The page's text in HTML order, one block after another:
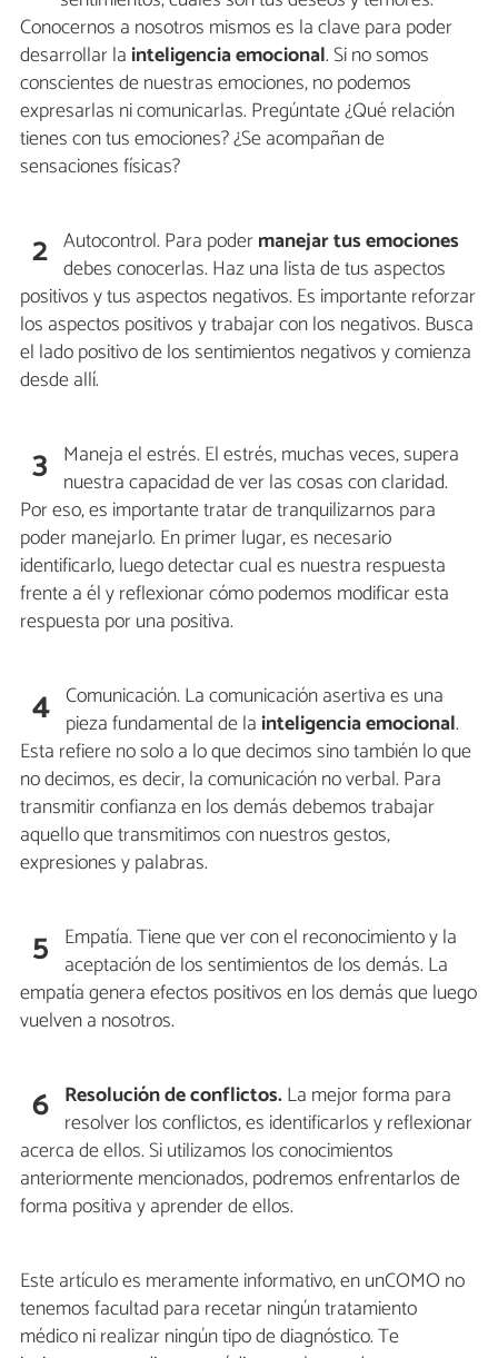
Conocernos a nosotros mismos es la clave para poder
desarrollar la inteligencia emocional. Si no somos
conscientes de nuestras emociones, no podemos
expresarlas ni comunicarlas. Pregúntate ¿Qué relación
tienes con tus emociones? ¿Se acompañan de
sensaciones físicas?
2 Autocontrol. Para podermanejar tus emociones
debes conocerlas. Haz una lista de tus aspectos
positivos y tus aspectos negativos. Es importante reforzar
los aspectos positivos y trabajar con los negativos. Busca
el lado positivo de los sentimientos negativos y comienza
desde allí.
3 Maneja el estrés. El estrés, muchas veces, supera
nuestra capacidad de ver las cosas con claridad.
Por eso, es importante tratar de tranquilizarnos para
poder manejarlo. En primer lugar, es necesario
identificarlo, luego detectar cual es nuestra respuesta
frente a él y reflexionar cómo podemos modificar esta
respuesta por una positiva.
4 Comunicación. La comunicación asertiva es una
pieza fundamental de la inteligencia emocional.
Esta refiere no solo a lo que decimos sino también lo que
no decimos, es decir, la comunicación no verbal. Para
transmitir confianza en los demás debemos trabajar
aquello que transmitimos con nuestros gestos,
expresiones y palabras.
5 Empatía. Tiene que ver con el reconocimiento y la
aceptación de los sentimientos de los demás. La
empatía genera efectos positivos en los demás que luego
vuelven a nosotros.
6 Resolución de conflictos.La mejor forma para
resolver los conflictos, es identificarlos y reflexionar
acerca de ellos. Si utilizamos los conocimientos
anteriormente mencionados, podremos enfrentarlos de
forma positiva y aprender de ellos.
Este artículo es meramente informativo, en unCOMO no
tenemos facultad para recetar ningún tratamiento
médico ni realizar ningún tipo de diagnóstico. Te